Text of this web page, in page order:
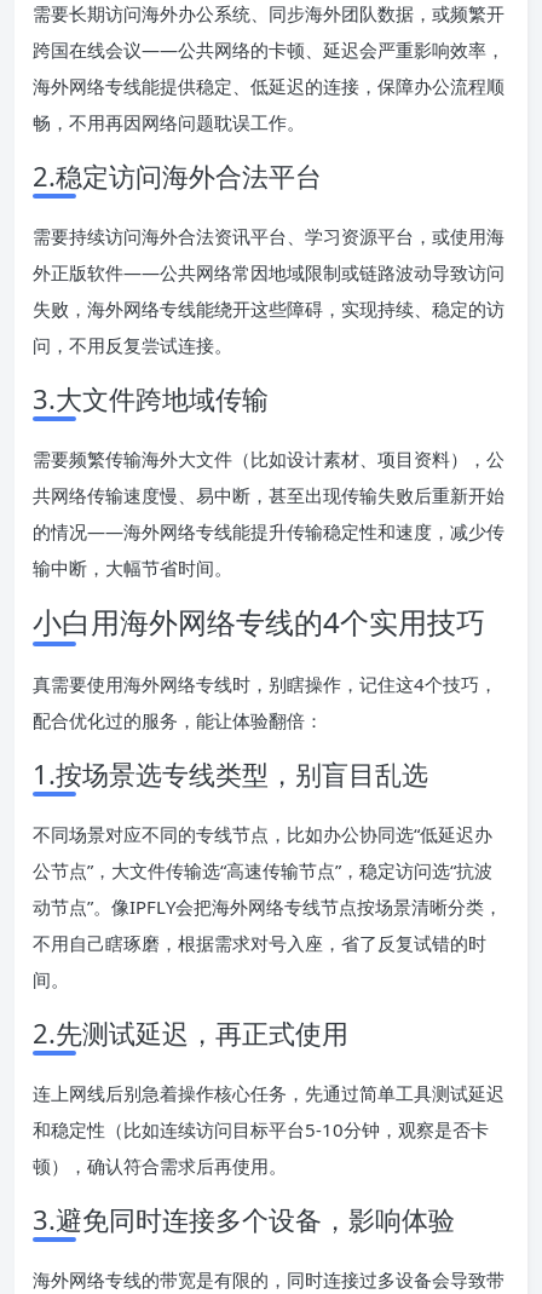
需要长期访问海外办公系统、同步海外团队数据，或频繁开
跨国在线会议——公共网络的卡顿、延迟会严重影响效率，
海外网络专线能提供稳定、低延迟的连接，保障办公流程顺
畅，不用再因网络问题耽误工作。
2.稳定访问海外合法平台
需要持续访问海外合法资讯平台、学习资源平台，或使用海
外正版软件——公共网络常因地域限制或链路波动导致访问
失败，海外网络专线能绕开这些障碍，实现持续、稳定的访
问，不用反复尝试连接。
3.大文件跨地域传输
需要频繁传输海外大文件（比如设计素材、项目资料），公
共网络传输速度慢、易中断，甚至出现传输失败后重新开始
的情况——海外网络专线能提升传输稳定性和速度，减少传
输中断，大幅节省时间。
小白用海外网络专线的4个实用技巧
真需要使用海外网络专线时，别瞎操作，记住这4个技巧，
配合优化过的服务，能让体验翻倍：
1.按场景选专线类型，别盲目乱选
不同场景对应不同的专线节点，比如办公协同选“低延迟办
公节点”，大文件传输选“高速传输节点”，稳定访问选“抗波
动节点”。像IPFLY会把海外网络专线节点按场景清晰分类，
不用自己瞎琢磨，根据需求对号入座，省了反复试错的时
间。
2.先测试延迟，再正式使用
连上网线后别急着操作核心任务，先通过简单工具测试延迟
和稳定性（比如连续访问目标平台5-10分钟，观察是否卡
顿），确认符合需求后再使用。
3.避免同时连接多个设备，影响体验
海外网络专线的带宽是有限的，同时连接过多设备会导致带